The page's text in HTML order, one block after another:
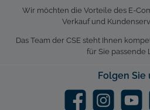
Wir möchten die Vorteile des E-
Verkauf und
Das Team der CSE steht Ihnen
für Sie passende
Folgen Sie